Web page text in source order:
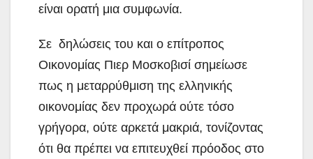
είναι ορατή μια συμφωνία.
Σε δηλώσεις του και ο επίτροπος
Οικονομίας Πιερ Μοσκοβισί σημείωσε
πως η μεταρρύθμιση της ελληνικής
οικονομίας δεν προχωρά ούτε τόσο
γρήγορα, ούτε αρκετά μακριά, τονίζοντας
ότι θα πρέπει να επιτευχθεί πρόοδος στο